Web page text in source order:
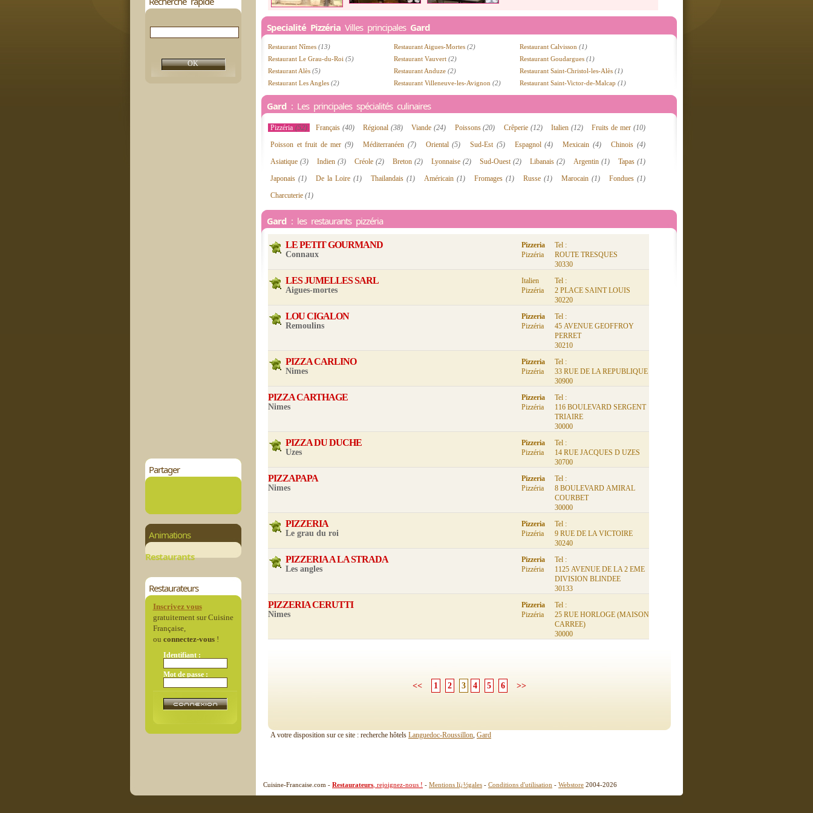
Partager
Animations
Restaurants
Restaurateurs
Inscrivez vous
gratuitement sur Cuisine
Française,
ou connectez-vous!
Identifiant :
Mot de passe :
Specialité Pizzéria Villes principales Gard
Restaurant Nîmes (13)
Restaurant Le Grau-du-Roi (5)
Restaurant Alès (5)
Restaurant Les Angles (2)
Restaurant Aigues-Mortes (2)
Restaurant Vauvert (2)
Restaurant Anduze (2)
Restaurant Villeneuve-les-Avignon (2)
Restaurant Calvisson (1)
Restaurant Goudargues (1)
Restaurant Saint-Christol-les-Alès (1)
Restaurant Saint-Victor-de-Malcap (1)
Gard : Les principales spécialités culinaires
Pizzéria (52) Français(40) Régional(38) Viande(24) Poissons(20) Crêperie (12) Italien (12) Fruits de mer (10)
Poisson et fruit de mer(9) Méditerranéen (7) Oriental(5) Sud-Est (5) Espagnol(4) Mexicain(4) Chinois (4)
Asiatique (3) Indien (3) Créole (2) Breton (2) Lyonnaise (2) Sud-Ouest (2) Libanais (2) Argentin (1) Tapas (1)
Japonais (1) De la Loire (1) Thailandais (1) Américain (1) Fromages (1) Russe (1) Marocain (1) Fondues (1)
Charcuterie (1)
Gard : les restaurants pizzéria
LE PETIT GOURMAND
Connaux
Pizzeria
Pizzéria
Tel :
ROUTE TRESQUES
30330
LES JUMELLES SARL
Aigues-mortes
Italien
Pizzéria
Tel :
2 PLACE SAINT LOUIS
30220
LOU CIGALON
Remoulins
Pizzeria
Pizzéria
Tel :
45 AVENUE GEOFFROY
PERRET
30210
PIZZA CARLINO
Nimes
Pizzeria
Pizzéria
Tel :
33 RUE DE LA REPUBLIQUE
30900
PIZZA CARTHAGE
Nimes
Pizzeria
Pizzéria
Tel :
116 BOULEVARD SERGENT
TRIAIRE
30000
PIZZA DU DUCHE
Uzes
Pizzeria
Pizzéria
Tel :
14 RUE JACQUES D UZES
30700
PIZZAPAPA
Nimes
Pizzeria
Pizzéria
Tel :
8 BOULEVARD AMIRAL
COURBET
30000
PIZZERIA
Le grau du roi
Pizzeria
Pizzéria
Tel :
9 RUE DE LA VICTOIRE
30240
PIZZERIA A LA STRADA
Les angles
Pizzeria
Pizzéria
Tel :
1125 AVENUE DE LA 2 EME
DIVISION BLINDEE
30133
PIZZERIA CERUTTI
Nimes
Pizzeria
Pizzéria
Tel :
25 RUE HORLOGE (MAISON
CARREE)
30000
<< 1 2 3 4 5 6 >>
A votre disposition sur ce site : recherche hôtels Languedoc-Roussillon, Gard
Cuisine-Francaise.com - Restaurateurs , rejoignez-nous ! - Mentions lï¿½gales - Conditions d'utilisation - Webstore 2004-2026